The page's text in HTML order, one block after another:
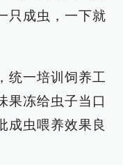
只成虫，一下就
统一培训饲养工
果冻给虫子当口
成虫喂养效果良